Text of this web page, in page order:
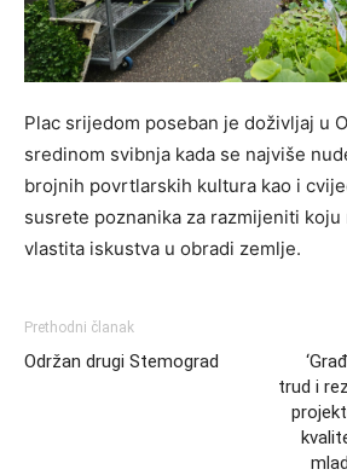
Plac srijedom poseban je doživljaj u
sredinom svibnja kada se najviše
brojnih povrtlarskih kultura kao i
susrete poznanika za razmijeniti
vlastita iskustva u obradi zemlje.
Prethodni članak
Održan drugi Stemograd
trud i